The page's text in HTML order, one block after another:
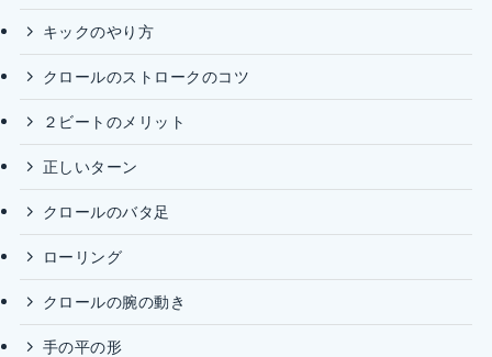
キックのやり方
クロールのストロークのコツ
２ビートのメリット
正しいターン
クロールのバタ足
ローリング
クロールの腕の動き
手の平の形